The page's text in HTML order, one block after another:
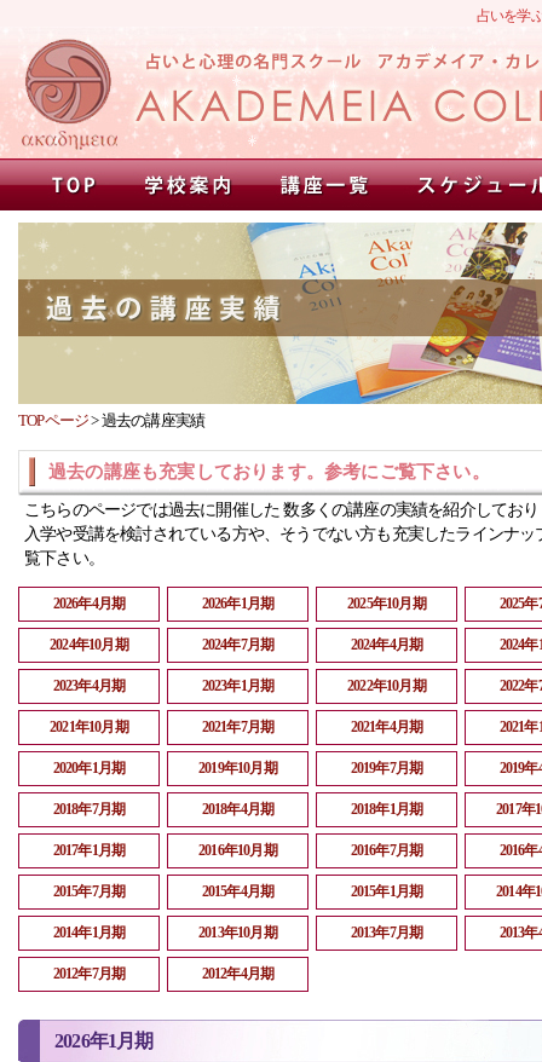
占いを学
TOPページ>過去の講座実績
過去の講座も充実しております。参考にご覧下さい。
こちらのページでは過去に開催した 数多くの講座の実績を紹介してお
入学や受講を検討されている方や、そうでない方も充実したラインナッ
覧下さい。
2026年4月期 2026年1月期 2025年10月期 2025
2024年10月期 2024年7月期 2024年4月期 2024
2023年4月期 2023年1月期 2022年10月期 2022
2021年10月期 2021年7月期 2021年4月期 2021
2020年1月期 2019年10月期 2019年7月期 2019
2018年7月期 2018年4月期 2018年1月期 2017年
2017年1月期 2016年10月期 2016年7月期 2016
2015年7月期 2015年4月期 2015年1月期 2014年
2014年1月期 2013年10月期 2013年7月期 2013
2012年7月期 2012年4月期
2026年1月期